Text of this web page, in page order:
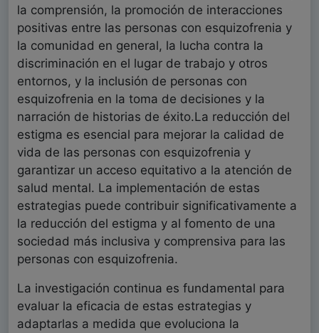
la comprensión, la promoción de interacciones
positivas entre las personas con esquizofrenia y
la comunidad en general, la lucha contra la
discriminación en el lugar de trabajo y otros
entornos, y la inclusión de personas con
esquizofrenia en la toma de decisiones y la
narración de historias de éxito.La reducción del
estigma es esencial para mejorar la calidad de
vida de las personas con esquizofrenia y
garantizar un acceso equitativo a la atención de
salud mental. La implementación de estas
estrategias puede contribuir significativamente a
la reducción del estigma y al fomento de una
sociedad más inclusiva y comprensiva para las
personas con esquizofrenia.
La investigación continua es fundamental para
evaluar la eficacia de estas estrategias y
adaptarlas a medida que evoluciona la